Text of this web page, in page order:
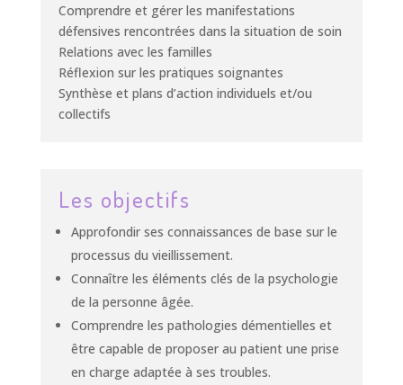
Comprendre et gérer les manifestations
défensives rencontrées dans la situation de soin
Relations avec les familles
Réflexion sur les pratiques soignantes
Synthèse et plans d’action individuels et/ou
collectifs
Les objectifs
Approfondir ses connaissances de base sur le
processus du vieillissement.
Connaître les éléments clés de la psychologie
de la personne âgée.
Comprendre les pathologies démentielles et
être capable de proposer au patient une prise
en charge adaptée à ses troubles.